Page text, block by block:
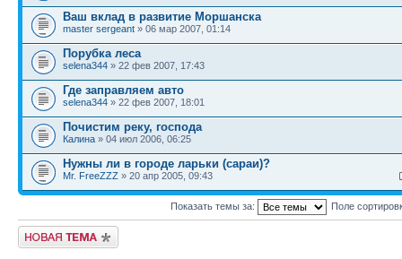
Ваш вклад в развитие Моршанска
master sergeant » 06 мар 2007, 01:14
Порубка леса
selena344 » 22 фев 2007, 17:43
Где заправляем авто
selena344 » 22 фев 2007, 18:01
Почистим реку, господа
Калина » 04 июл 2006, 06:25
Нужны ли в городе ларьки (сараи)?
Mr. FreeZZZ » 20 апр 2005, 09:43
Показать темы за: Поле
Новая тема